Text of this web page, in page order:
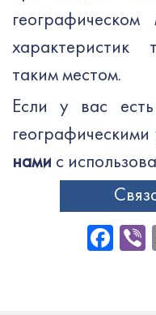
характеристик
таким местом.
Если у вас
географическими
нами с